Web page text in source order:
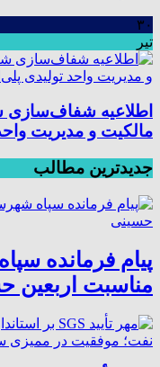
۳۰
تیر
اطلاعیه
مالکیت و مدیریت
جدیدترین مطالب
پیام فرمانده
مناسبت اربعین